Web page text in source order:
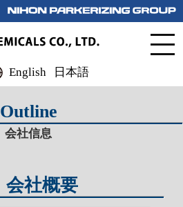
English 日本語
Outline
会社信息
会社概要